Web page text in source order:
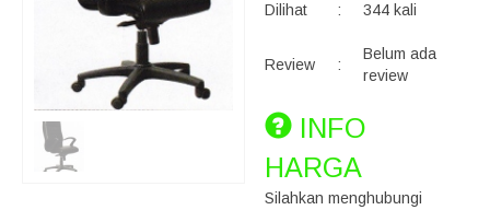
Dilihat : 344 kali
Review :
Belum ada
review
INFO
HARGA
Silahkan menghubungi